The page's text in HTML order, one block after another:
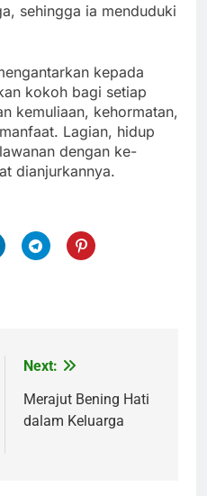
sehingga ia menduduki
kepada
kokoh bagi setiap
kemuliaan, kehormatan,
Lagian, hidup
dengan ke-
dianjurkannya.
Next:
Merajut Bening Hati
dalam Keluarga